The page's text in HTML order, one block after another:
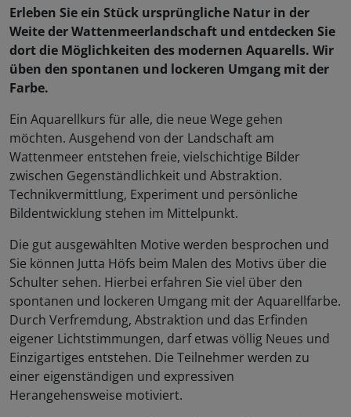
Erleben Sie ein Stück ursprüngliche Natur in der
Weite der Wattenmeerlandschaft und entdecken Sie
dort die Möglichkeiten des modernen Aquarells. Wir
üben den spontanen und lockeren Umgang mit der
Farbe.
Ein Aquarellkurs für alle, die neue Wege gehen
möchten. Ausgehend von der Landschaft am
Wattenmeer entstehen freie, vielschichtige Bilder
zwischen Gegenständlichkeit und Abstraktion.
Technikvermittlung, Experiment und persönliche
Bildentwicklung stehen im Mittelpunkt.
Die gut ausgewählten Motive werden besprochen und
Sie können Jutta Höfs beim Malen des Motivs über die
Schulter sehen. Hierbei erfahren Sie viel über den
spontanen und lockeren Umgang mit der Aquarellfarbe.
Durch Verfremdung, Abstraktion und das Erfinden
eigener Lichtstimmungen, darf etwas völlig Neues und
Einzigartiges entstehen. Die Teilnehmer werden zu
einer eigenständigen und expressiven
Herangehensweise motiviert.